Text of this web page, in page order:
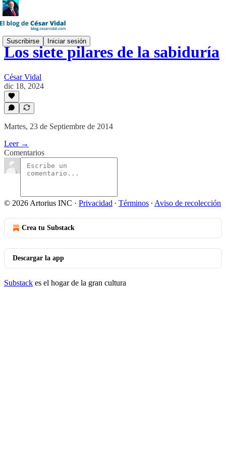
Suscribirse Iniciar sesión
Los siete pilares de la sabiduría
César Vidal
dic 18, 2024
Martes, 23 de Septiembre de 2014
Leer →
Comentarios
© 2026 Artorius INC · Privacidad ∙ Términos ∙ Aviso de recolección
Crea tu Substack
Descargar la app
Substack es el hogar de la gran cultura